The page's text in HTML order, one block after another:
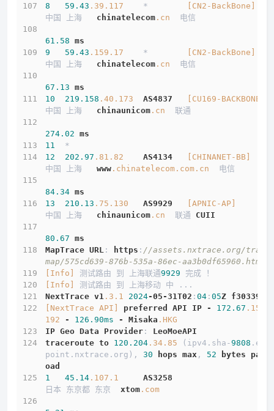
8 59.43 .39 .117
    *
[CN2-BackBone]
中国 上海 chinatelecom .cn
  电信
61.58 ms
9
59.43 .159 .17
    *
[CN2-BackBone]
中国 上海 chinatelecom .cn
  电信
67.13 ms
10
219.158 .40 .173 AS4837
[CU169-BACKBONE]
中国 上海 chinaunicom .cn
  联通
274.02 ms
11
  *
12
202.97 .81 .82 AS4134
[CHINANET-BB]
中国 上海 www .chinatelecom .com .cn
  电信
84.34 ms
13
210.13 .75 .130 AS9929
[APNIC-AP]
中国 上海 chinaunicom .cn
  联通
CUII
80.67 ms
MapTrace URL : https : //assets.nxtrace.org/trace
map/575cd639-876b-535a-86ec-aa3b0df65960.html
[Info]
测试路由 到 上海联通9929 完成 ！
[Info]
测试路由 到 上海移动 中 ...
NextTrace v1 .3 .1 2024-05-31T02 : 04 : 05Z f303397
[NextTrace API]
preferred API IP - 172.67 .155
192
- 126.90ms - Misaka .HKG
IP Geo Data Provider : LeoMoeAPI
traceroute to 120.204 .34 .85 (ipv4.sha-9808 .end
point.nxtrace.org), 30 hops max , 52 bytes
payl
oad
1
45.14 .107 .1
AS3258
日本 东京都 东京 xtom .com